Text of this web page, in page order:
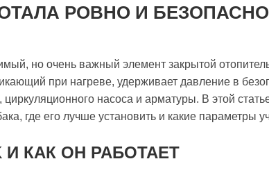
РОВНО И БЕЗОПАСНО
но очень важный элемент закрытой
при нагреве, удерживает давление в
насоса и арматуры. В этой
где его лучше установить и какие параметры
КАК ОН РАБОТАЕТ